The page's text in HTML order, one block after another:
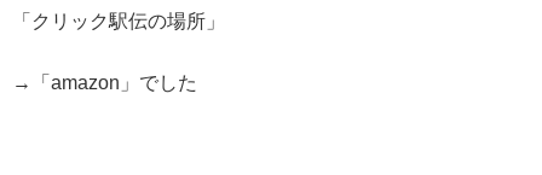
「クリック駅伝の場所」
→「amazon」でした